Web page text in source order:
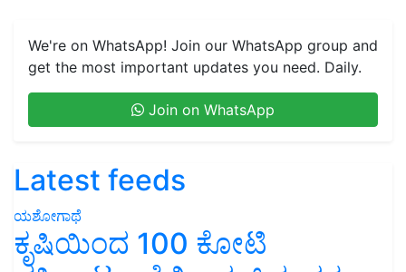
We're on WhatsApp! Join our WhatsApp group and
get the most important updates you need. Daily.
Join on WhatsApp
Latest feeds
ಯಶೋಗಾಥೆ
ಕೃಷಿಯಿಂದ 100 ಕೋಟಿ